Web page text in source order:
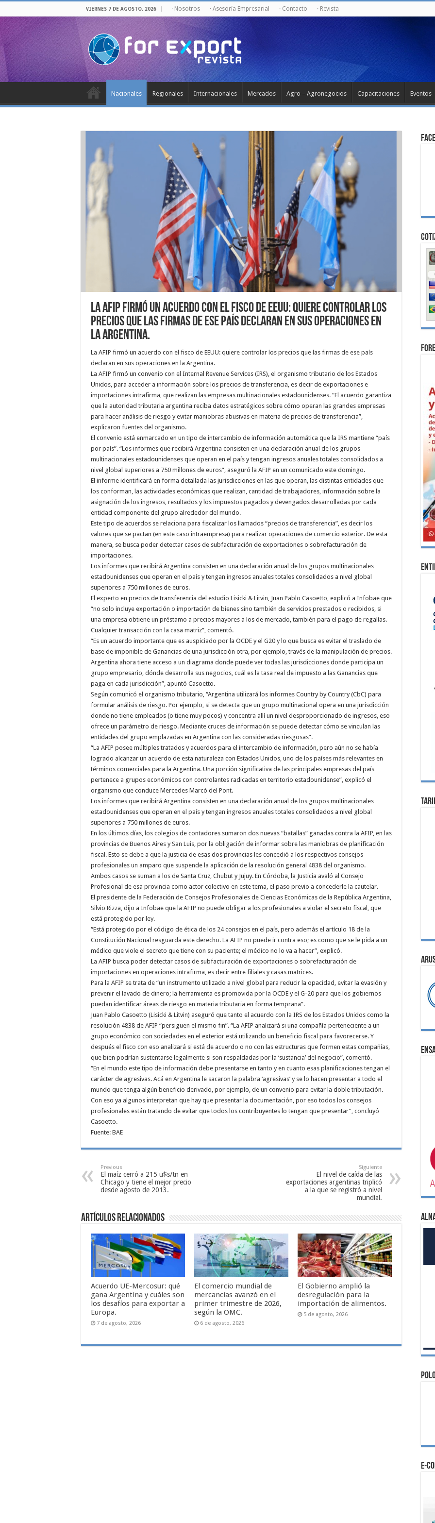
VIERNES 7 DE AGOSTO, 2026 · Nosotros · Asesoría Empresarial · Contacto · Revista
Nacionales Regionales Internacionales Mercados Agro – Agronegocios Capacitaciones Eventos
La AFIP firmó un acuerdo con el fisco de EEUU: quiere controlar los
precios que las firmas de ese país declaran en sus operaciones en
la Argentina.
La AFIP firmó un acuerdo con el fisco de EEUU: quiere controlar los precios que las firmas de ese país
declaran en sus operaciones en la Argentina.
La AFIP firmó un convenio con el Internal Revenue Services (IRS), el organismo tributario de los Estados
Unidos, para acceder a información sobre los precios de transferencia, es decir de exportaciones e
importaciones intrafirma, que realizan las empresas multinacionales estadounidenses. “El acuerdo garantiza
que la autoridad tributaria argentina reciba datos estratégicos sobre cómo operan las grandes empresas
para hacer análisis de riesgo y evitar maniobras abusivas en materia de precios de transferencia”,
explicaron fuentes del organismo.
El convenio está enmarcado en un tipo de intercambio de información automática que la IRS mantiene “país
por país”. “Los informes que recibirá Argentina consisten en una declaración anual de los grupos
multinacionales estadounidenses que operan en el país y tengan ingresos anuales totales consolidados a
nivel global superiores a 750 millones de euros”, aseguró la AFIP en un comunicado este domingo.
El informe identificará en forma detallada las jurisdicciones en las que operan, las distintas entidades que
los conforman, las actividades económicas que realizan, cantidad de trabajadores, información sobre la
asignación de los ingresos, resultados y los impuestos pagados y devengados desarrolladas por cada
entidad componente del grupo alrededor del mundo.
Este tipo de acuerdos se relaciona para fiscalizar los llamados “precios de transferencia”, es decir los
valores que se pactan (en este caso intraempresa) para realizar operaciones de comercio exterior. De esta
manera, se busca poder detectar casos de subfacturación de exportaciones o sobrefacturación de
importaciones.
Los informes que recibirá Argentina consisten en una declaración anual de los grupos multinacionales
estadounidenses que operan en el país y tengan ingresos anuales totales consolidados a nivel global
superiores a 750 millones de euros.
El experto en precios de transferencia del estudio Lisicki & Litvin, Juan Pablo Casoetto, explicó a Infobae que
“no solo incluye exportación o importación de bienes sino también de servicios prestados o recibidos, si
una empresa obtiene un préstamo a precios mayores a los de mercado, también para el pago de regalías.
Cualquier transacción con la casa matriz”, comentó.
“Es un acuerdo importante que es auspiciado por la OCDE y el G20 y lo que busca es evitar el traslado de
base de imponible de Ganancias de una jurisdicción otra, por ejemplo, través de la manipulación de precios.
Argentina ahora tiene acceso a un diagrama donde puede ver todas las jurisdicciones donde participa un
grupo empresario, dónde desarrolla sus negocios, cuál es la tasa real de impuesto a las Ganancias que
paga en cada jurisdicción”, apuntó Casoetto.
Según comunicó el organismo tributario, “Argentina utilizará los informes Country by Country (CbC) para
formular análisis de riesgo. Por ejemplo, si se detecta que un grupo multinacional opera en una jurisdicción
donde no tiene empleados (o tiene muy pocos) y concentra allí un nivel desproporcionado de ingresos, eso
ofrece un parámetro de riesgo. Mediante cruces de información se puede detectar cómo se vinculan las
entidades del grupo emplazadas en Argentina con las consideradas riesgosas”.
“La AFIP posee múltiples tratados y acuerdos para el intercambio de información, pero aún no se había
logrado alcanzar un acuerdo de esta naturaleza con Estados Unidos, uno de los países más relevantes en
términos comerciales para la Argentina. Una porción significativa de las principales empresas del país
pertenece a grupos económicos con controlantes radicadas en territorio estadounidense”, explicó el
organismo que conduce Mercedes Marcó del Pont.
Los informes que recibirá Argentina consisten en una declaración anual de los grupos multinacionales
estadounidenses que operan en el país y tengan ingresos anuales totales consolidados a nivel global
superiores a 750 millones de euros.
En los últimos días, los colegios de contadores sumaron dos nuevas “batallas” ganadas contra la AFIP, en las
provincias de Buenos Aires y San Luis, por la obligación de informar sobre las maniobras de planificación
fiscal. Esto se debe a que la justicia de esas dos provincias les concedió a los respectivos consejos
profesionales un amparo que suspende la aplicación de la resolución general 4838 del organismo.
Ambos casos se suman a los de Santa Cruz, Chubut y Jujuy. En Córdoba, la Justicia avaló al Consejo
Profesional de esa provincia como actor colectivo en este tema, el paso previo a concederle la cautelar.
El presidente de la Federación de Consejos Profesionales de Ciencias Económicas de la República Argentina,
Silvio Rizza, dijo a Infobae que la AFIP no puede obligar a los profesionales a violar el secreto fiscal, que
está protegido por ley.
“Está protegido por el código de ética de los 24 consejos en el país, pero además el artículo 18 de la
Constitución Nacional resguarda este derecho. La AFIP no puede ir contra eso; es como que se le pida a un
médico que viole el secreto que tiene con su paciente; el médico no lo va a hacer”, explicó.
La AFIP busca poder detectar casos de subfacturación de exportaciones o sobrefacturación de
importaciones en operaciones intrafirma, es decir entre filiales y casas matrices.
Para la AFIP se trata de “un instrumento utilizado a nivel global para reducir la opacidad, evitar la evasión y
prevenir el lavado de dinero; la herramienta es promovida por la OCDE y el G-20 para que los gobiernos
puedan identificar áreas de riesgo en materia tributaria en forma temprana”.
Juan Pablo Casoetto (Lisicki & Litvin) aseguró que tanto el acuerdo con la IRS de los Estados Unidos como la
resolución 4838 de AFIP “persiguen el mismo fin”. “La AFIP analizará si una compañía perteneciente a un
grupo económico con sociedades en el exterior está utilizando un beneficio fiscal para favorecerse. Y
después el fisco con eso analizará si está de acuerdo o no con las estructuras que formen estas compañías,
que bien podrían sustentarse legalmente si son respaldadas por la ‘sustancia’ del negocio”, comentó.
“En el mundo este tipo de información debe presentarse en tanto y en cuanto esas planificaciones tengan el
carácter de agresivas. Acá en Argentina le sacaron la palabra ‘agresivas’ y se lo hacen presentar a todo el
mundo que tenga algún beneficio derivado, por ejemplo, de un convenio para evitar la doble tributación.
Con eso ya algunos interpretan que hay que presentar la documentación, por eso todos los consejos
profesionales están tratando de evitar que todos los contribuyentes lo tengan que presentar”, concluyó
Casoetto.
Fuente: BAE
Previous
El maíz cerró a 215 u$s/tn en
Chicago y tiene el mejor precio
desde agosto de 2013.
Siguiente
El nivel de caída de las
exportaciones argentinas triplicó
a la que se registró a nivel
mundial.
Artículos relacionados
Acuerdo UE-Mercosur: qué
gana Argentina y cuáles son
los desafíos para exportar a
Europa.
7 de agosto, 2026
El comercio mundial de
mercancías avanzó en el
primer trimestre de 2026,
según la OMC.
6 de agosto, 2026
El Gobierno amplió la
desregulación para la
importación de alimentos.
5 de agosto, 2026
e-